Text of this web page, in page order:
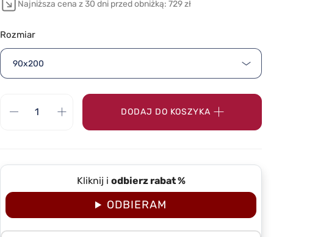
Najniższa cena z 30 dni przed obniżką: 729 zł
Rozmiar
90x200
DODAJ DO KOSZYKA
Kliknij i odbierz rabat %
ODBIERAM